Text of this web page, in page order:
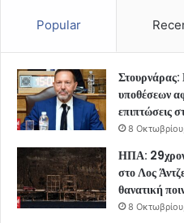
Popular
υποθέσεων
επιπτώσεις
8
ΗΠΑ:
στο Λος
θανατική
8